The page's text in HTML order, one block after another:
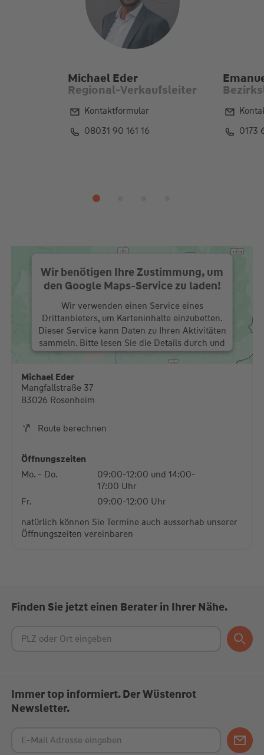
Michael Eder
Regional-Verkaufsleiter
Kontaktformular
08031 90 161 16
0173
Wir benötigen Ihre Zustimmung, um
den Google Maps-Service zu laden!
Wir verwenden einen Service eines
Drittanbieters, um Karteninhalte einzubetten.
Dieser Service kann Daten zu Ihren Aktivitäten
sammeln. Bitte lesen Sie die Details durch und
stimmen Sie der Nutzung des Service zu, um
diese Karte anzuzeigen.
Michael Eder
Mangfallstraße 37
83026 Rosenheim
Route berechnen
Öffnungszeiten
Mo. - Do.
09:00-12:00 und 14:00-
17:00 Uhr
Fr.
09:00-12:00 Uhr
natürlich können Sie Termine auch ausserhab unserer
Öffnungszeiten vereinbaren
Finden Sie jetzt einen Berater in Ihrer Nähe.
Immer top informiert. Der Wüstenrot
Newsletter.